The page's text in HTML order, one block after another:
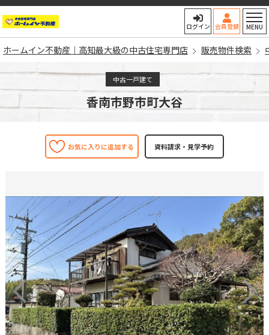
ホームイン不動産｜高知最大
ログイン 会員登録 MENU
ホームイン不動産｜高知最大級の中古住宅専門店 販売物件検索
中古一戸建て
香南市野市町大谷
お気に入りに追加する